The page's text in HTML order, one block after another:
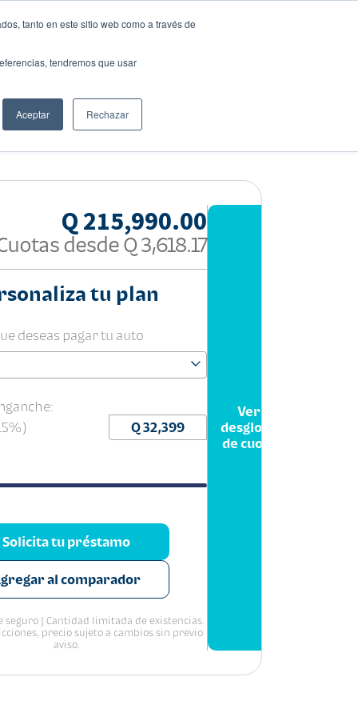
tanto en este sitio web como a través de
tendremos que usar
Aceptar Rechazar
Compartir:
Q 215,990.00
desde Q 3,618.17
tu plan
deseas pagar tu auto
Solicita tu préstamo
al comparador
seguro | Cantidad limitada de existencias.
precio sujeto a cambios sin previo
aviso.
Ver
desglose
de cuota